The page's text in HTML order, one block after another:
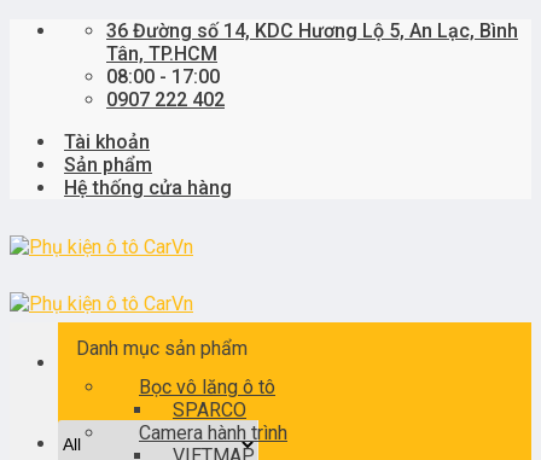
Skip
36 Đường số 14, KDC Hương Lộ 5, An Lạc, Bình
Tân, TP.HCM
08:00 - 17:00
0907 222 402
Tài khoản
Sản phẩm
Hệ thống cửa hàng
Danh mục sản phẩm
Bọc vô lăng ô tô
SPARCO
Camera hành trình